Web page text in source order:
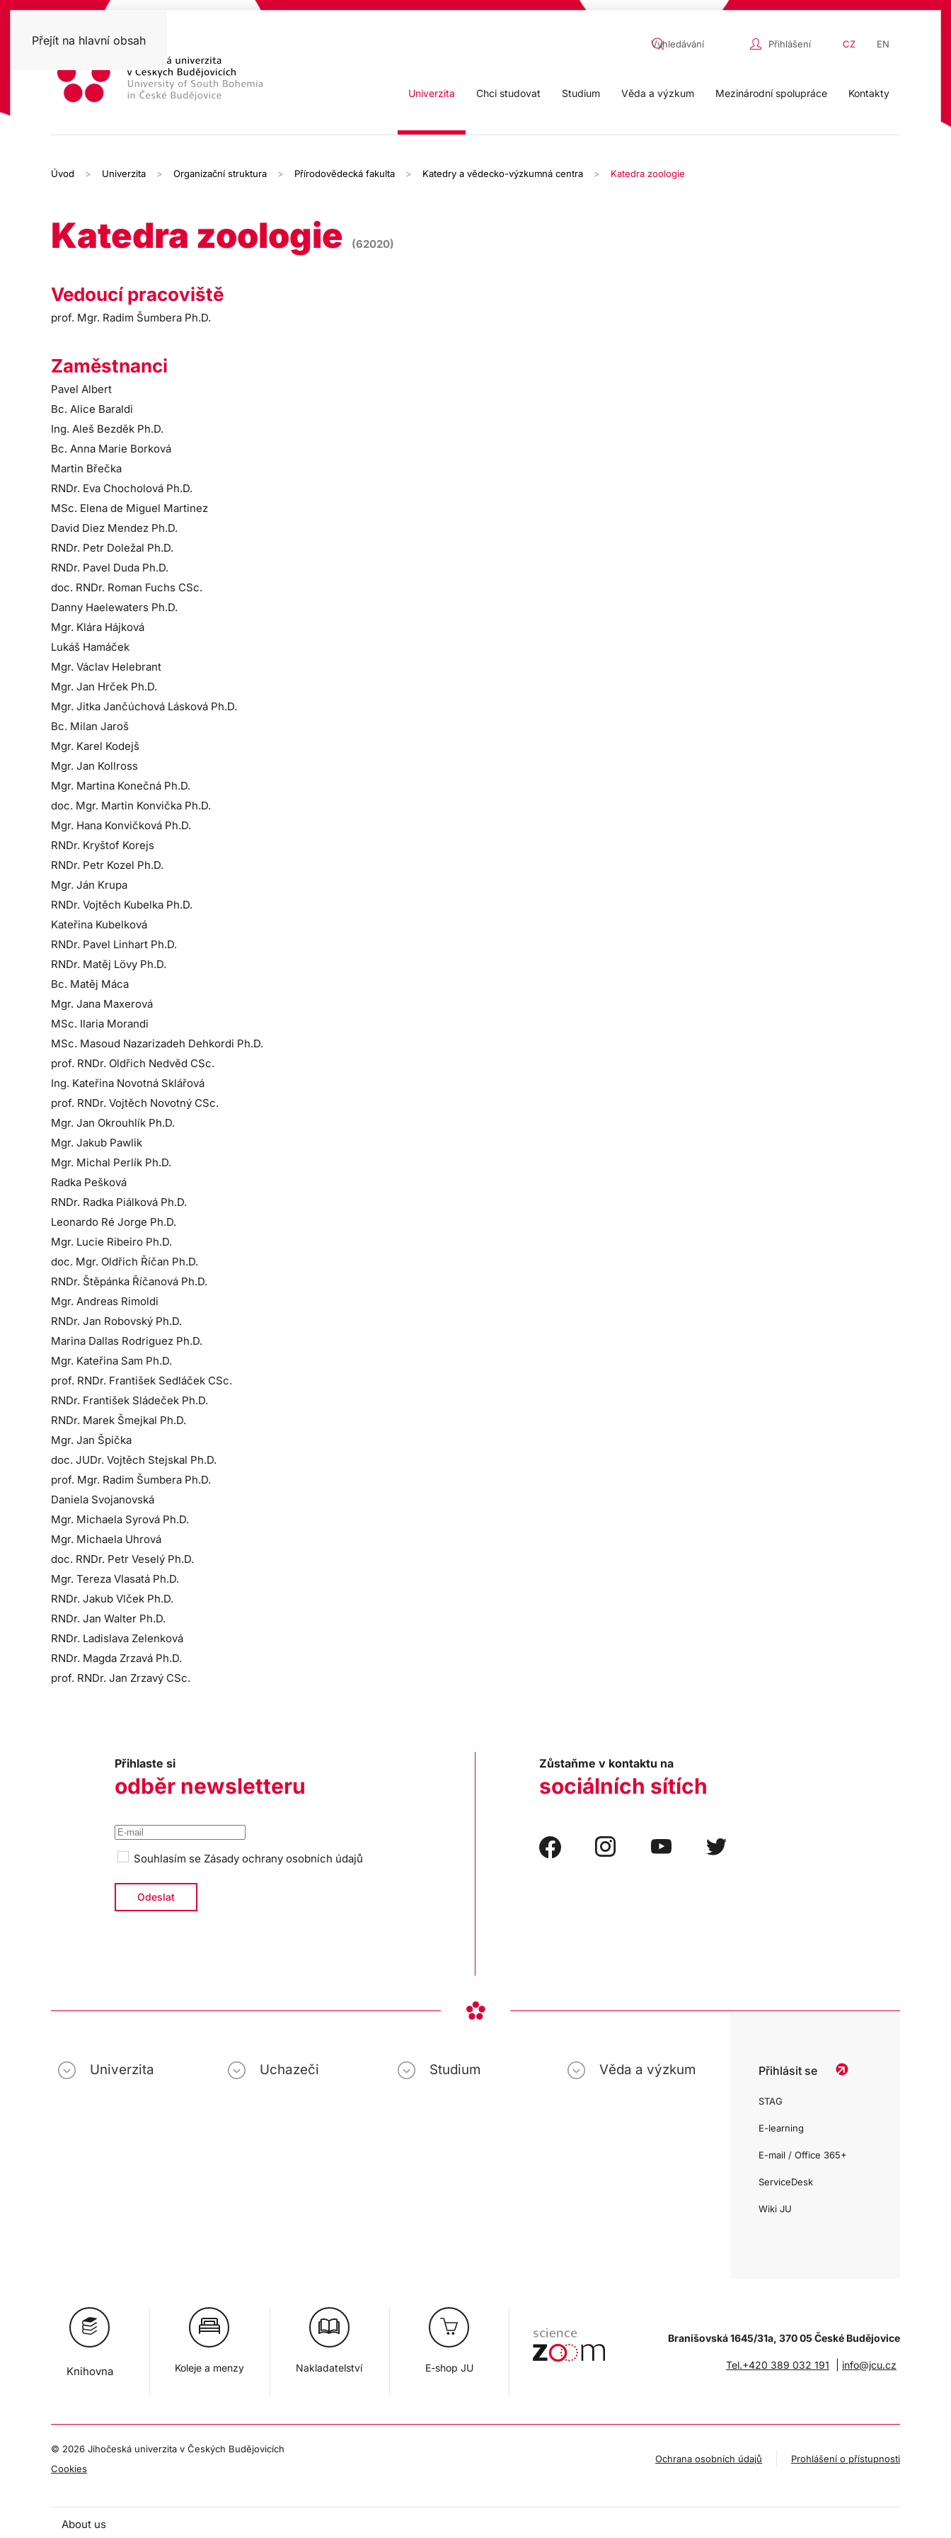
Přejít na hlavní obsah Přihlášení CZ EN
Univerzita Chci studovat Studium Věda a výzkum Mezinárodní spolupráce Kontakty
Úvod Univerzita Organizační struktura Přírodovědecká fakulta Katedry a vědecko-výzkumná centra Katedra zoologie
Katedra zoologie (62020)
Vedoucí pracoviště
prof. Mgr. Radim Šumbera Ph.D.
Zaměstnanci
Pavel Albert
Bc. Alice Baraldi
Ing. Aleš Bezděk Ph.D.
Bc. Anna Marie Borková
Martin Břečka
RNDr. Eva Chocholová Ph.D.
MSc. Elena de Miguel Martinez
David Diez Mendez Ph.D.
RNDr. Petr Doležal Ph.D.
RNDr. Pavel Duda Ph.D.
doc. RNDr. Roman Fuchs CSc.
Danny Haelewaters Ph.D.
Mgr. Klára Hájková
Lukáš Hamáček
Mgr. Václav Helebrant
Mgr. Jan Hrček Ph.D.
Mgr. Jitka Jančúchová Lásková Ph.D.
Bc. Milan Jaroš
Mgr. Karel Kodejš
Mgr. Jan Kollross
Mgr. Martina Konečná Ph.D.
doc. Mgr. Martin Konvička Ph.D.
Mgr. Hana Konvičková Ph.D.
RNDr. Kryštof Korejs
RNDr. Petr Kozel Ph.D.
Mgr. Ján Krupa
RNDr. Vojtěch Kubelka Ph.D.
Kateřina Kubelková
RNDr. Pavel Linhart Ph.D.
RNDr. Matěj Lövy Ph.D.
Bc. Matěj Máca
Mgr. Jana Maxerová
MSc. Ilaria Morandi
MSc. Masoud Nazarizadeh Dehkordi Ph.D.
prof. RNDr. Oldřich Nedvěd CSc.
Ing. Kateřina Novotná Sklářová
prof. RNDr. Vojtěch Novotný CSc.
Mgr. Jan Okrouhlík Ph.D.
Mgr. Jakub Pawlik
Mgr. Michal Perlík Ph.D.
Radka Pešková
RNDr. Radka Piálková Ph.D.
Leonardo Ré Jorge Ph.D.
Mgr. Lucie Ribeiro Ph.D.
doc. Mgr. Oldřich Říčan Ph.D.
RNDr. Štěpánka Říčanová Ph.D.
Mgr. Andreas Rimoldi
RNDr. Jan Robovský Ph.D.
Marina Dallas Rodriguez Ph.D.
Mgr. Kateřina Sam Ph.D.
prof. RNDr. František Sedláček CSc.
RNDr. František Sládeček Ph.D.
RNDr. Marek Šmejkal Ph.D.
Mgr. Jan Špička
doc. JUDr. Vojtěch Stejskal Ph.D.
prof. Mgr. Radim Šumbera Ph.D.
Daniela Svojanovská
Mgr. Michaela Syrová Ph.D.
Mgr. Michaela Uhrová
doc. RNDr. Petr Veselý Ph.D.
Mgr. Tereza Vlasatá Ph.D.
RNDr. Jakub Vlček Ph.D.
RNDr. Jan Walter Ph.D.
RNDr. Ladislava Zelenková
RNDr. Magda Zrzavá Ph.D.
prof. RNDr. Jan Zrzavý CSc.
Přihlaste si
odběr newsletteru
Souhlasím se Zásady ochrany osobních údajů
Zůstaňme v kontaktu na
sociálních sítích
Univerzita Uchazeči Studium Věda a výzkum Přihlásit se
STAG
E-learning
E-mail / Office 365+
ServiceDesk
Wiki JU
Knihovna Koleje a menzy Nakladatelství E-shop JU
Branišovská 1645/31a, 370 05 České Budějovice
Tel.+420 389 032 191 info@jcu.cz
© 2026 Jihočeská univerzita v Českých Budějovicích
Cookies
Ochrana osobních údajů Prohlášení o přístupnosti
About us